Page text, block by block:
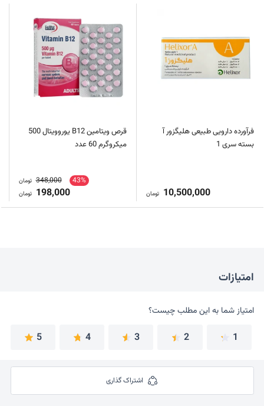
فرآورده دارویی طبیعی هلیگزور آ
بسته سری 1
10,500,000 تومان
قرص ویتامین B12 یوروویتال 500
میکروگرم 60 عدد
43%
348,000 تومان
198,000 تومان
امتیازات
امتیاز شما به این مطلب چیست؟
امتیاز شما به این مطلب چیست؟
1
2
3
4
5
اشتراک گذاری